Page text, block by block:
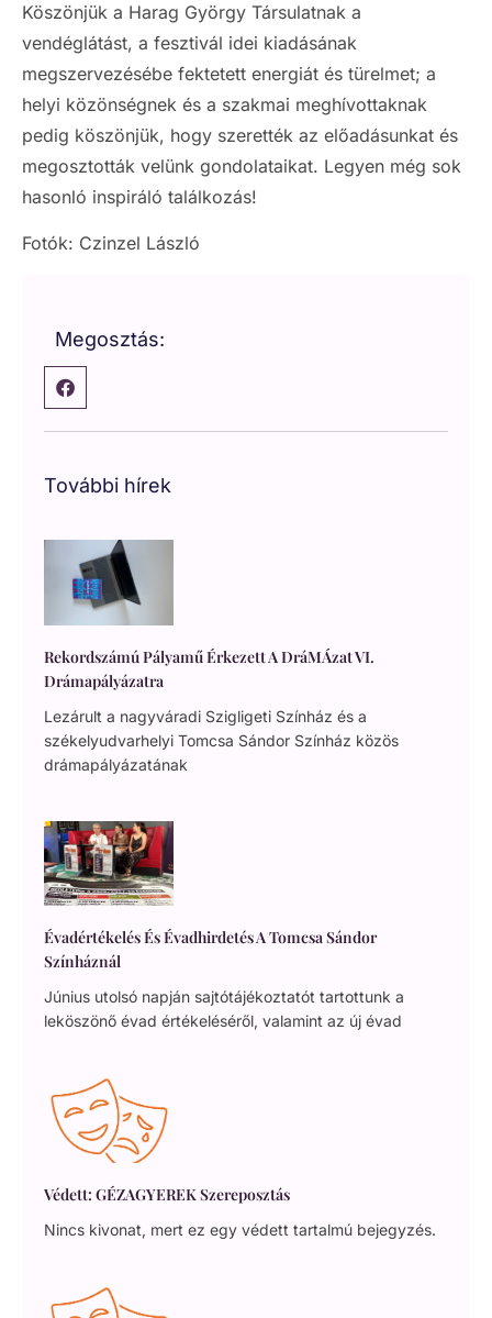
Köszönjük a Harag György Társulatnak a
vendéglátást, a fesztivál idei kiadásának
megszervezésébe fektetett energiát és türelmet; a
helyi közönségnek és a szakmai meghívottaknak
pedig köszönjük, hogy szerették az előadásunkat és
megosztották velünk gondolataikat. Legyen még sok
hasonló inspiráló találkozás!
Fotók: Czinzel László
Megosztás:
További hírek
Rekordszámú Pályamű Érkezett A DráMÁzat VI.
Drámapályázatra
Lezárult a nagyváradi Szigligeti Színház és a
székelyudvarhelyi Tomcsa Sándor Színház közös
drámapályázatának
Évadértékelés És Évadhirdetés A Tomcsa Sándor
Színháznál
Június utolsó napján sajtótájékoztatót tartottunk a
leköszönő évad értékeléséről, valamint az új évad
Védett: GÉZAGYEREK Szereposztás
Nincs kivonat, mert ez egy védett tartalmú bejegyzés.